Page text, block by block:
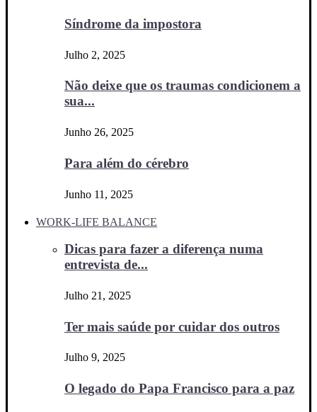
Síndrome da impostora
Julho 2, 2025
Não deixe que os traumas condicionem a
sua...
Junho 26, 2025
Para além do cérebro
Junho 11, 2025
WORK-LIFE BALANCE
Dicas para fazer a diferença numa
entrevista de...
Julho 21, 2025
Ter mais saúde por cuidar dos outros
Julho 9, 2025
O legado do Papa Francisco para a paz